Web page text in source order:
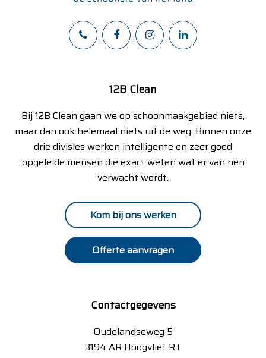
12B Clean
Bij 12B Clean gaan we op schoonmaakgebied niets,
maar dan ook helemaal niets uit de weg. Binnen onze
drie divisies werken intelligente en zeer goed
opgeleide mensen die exact weten wat er van hen
verwacht wordt.
Kom bij ons werken
Offerte aanvragen
Contactgegevens
Oudelandseweg 5
3194 AR Hoogvliet RT